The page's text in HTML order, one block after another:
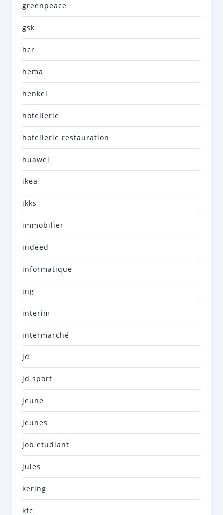
greenpeace
gsk
hcr
hema
henkel
hotellerie
hotellerie restauration
huawei
ikea
ikks
immobilier
indeed
informatique
ing
interim
intermarché
jd
jd sport
jeune
jeunes
job etudiant
jules
kering
kfc